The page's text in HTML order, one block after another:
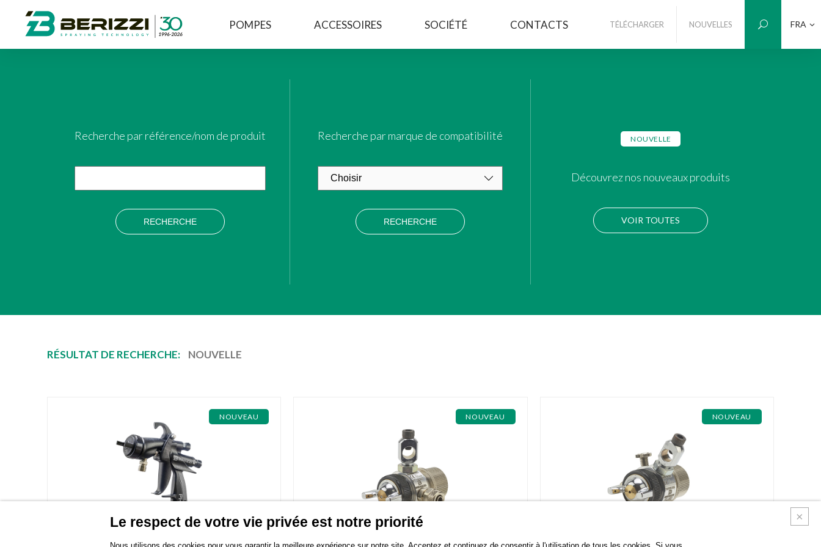
POMPES ACCESSOIRES SOCIÉTÉ CONTACTS TÉLÉCHARGER NOUVELLES FRA
Recherche par référence/nom de produit Recherche par marque de compatibilité NOUVELLE
Découvrez nos nouveaux produits
VOIR TOUTES
RÉSULTAT DE RECHERCHE: NOUVELLE
NOUVEAU NOUVEAU NOUVEAU
Le respect de votre vie privée est notre priorité